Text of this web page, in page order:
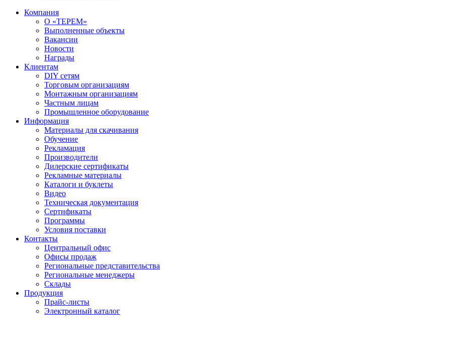
Компания
О «ТЕРЕМ»
Выполненные объекты
Вакансии
Новости
Награды
Клиентам
DIY сетям
Торговым организациям
Монтажным организациям
Частным лицам
Промышленное оборудование
Информация
Материалы для скачивания
Обучение
Рекламация
Производители
Дилерские сертификаты
Рекламные материалы
Каталоги и буклеты
Видео
Техническая документация
Сертификаты
Программы
Условия поставки
Контакты
Центральный офис
Офисы продаж
Региональные представительства
Региональные менеджеры
Склады
Продукция
Прайс-листы
Электронный каталог